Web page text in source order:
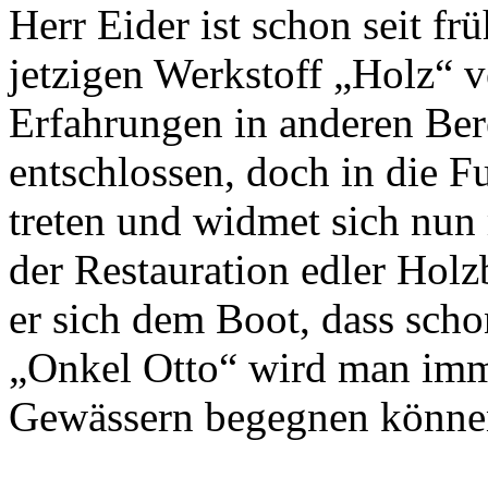
Herr Eider ist schon seit
jetzigen Werkstoff „Holz“
Erfahrungen in anderen
entschlossen, doch in die
treten und widmet sich
der Restauration edler
er sich dem Boot, dass
„Onkel Otto“ wird man
Gewässern begegnen